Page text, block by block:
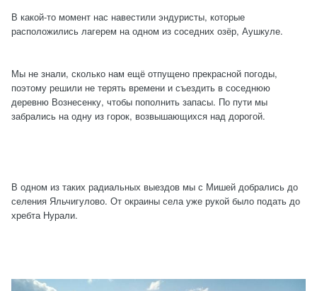
В какой-то момент нас навестили эндуристы, которые
расположились лагерем на одном из соседних озёр, Аушкуле.
Мы не знали, сколько нам ещё отпущено прекрасной погоды,
поэтому решили не терять времени и съездить в соседнюю
деревню Вознесенку, чтобы пополнить запасы. По пути мы
забрались на одну из горок, возвышающихся над дорогой.
В одном из таких радиальных выездов мы с Мишей добрались до
селения Яльчигулово. От окраины села уже рукой было подать до
хребта Нурали.